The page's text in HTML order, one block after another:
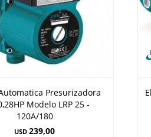
Presurizadora
Modelo LRP 25 -
120A/180
USD 239,00